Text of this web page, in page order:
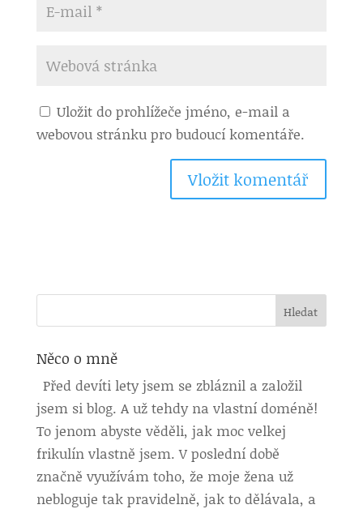
Uložit do prohlížeče jméno, e-mail a
webovou stránku pro budoucí komentáře.
Něco o mně
Před devíti lety jsem se zbláznil a založil
jsem si blog. A už tehdy na vlastní doméně!
To jenom abyste věděli, jak moc velkej
frikulín vlastně jsem. V poslední době
značně využívám toho, že moje žena už
nebloguje tak pravidelně, jak to dělávala, a